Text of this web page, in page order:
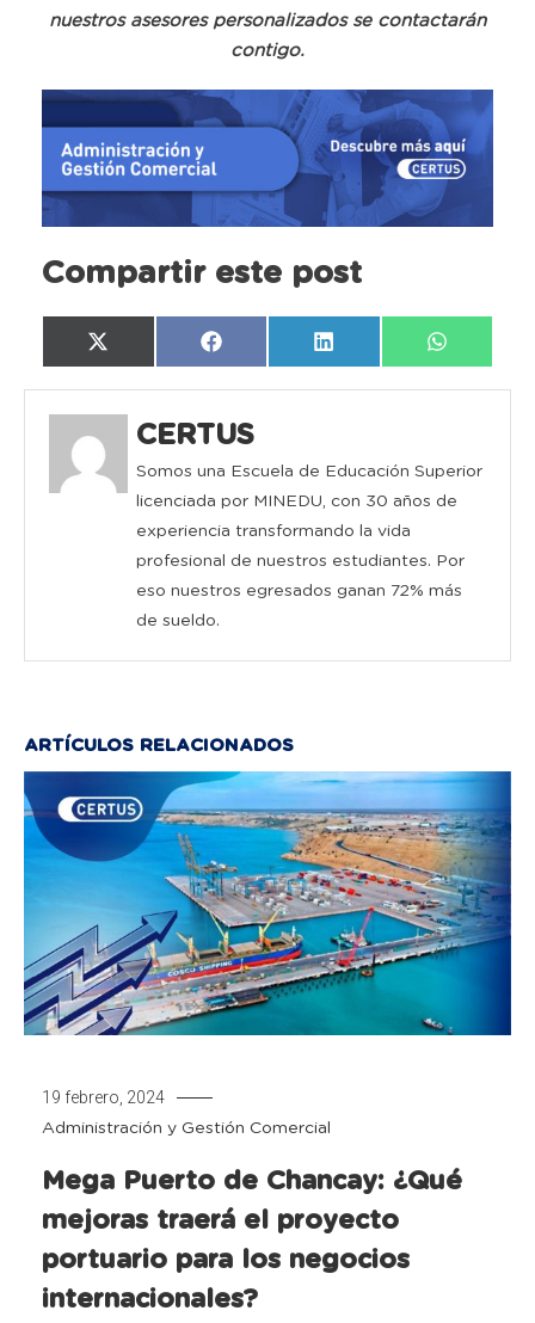
nuestros asesores personalizados se contactarán
contigo.
Compartir este post
Compartir
en
X
(Twitter)
Compartir
en
Facebook
Compartir
en
LinkedIn
Compartir
en
CERTUS
Somos una Escuela de Educación Superior
licenciada por MINEDU, con 30 años de
experiencia transformando la vida
profesional de nuestros estudiantes. Por
eso nuestros egresados ganan 72% más
de sueldo.
ARTÍCULOS RELACIONADOS
19 febrero, 2024
Administración y Gestión Comercial
Mega Puerto de Chancay: ¿Qué
mejoras traerá el proyecto
portuario para los negocios
internacionales?